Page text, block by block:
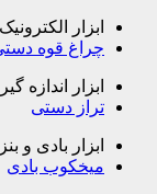
ابزار
چراغ قوه
ابزار اندازه
تراز دستی
ابزار بادی و
میخکوب بادی